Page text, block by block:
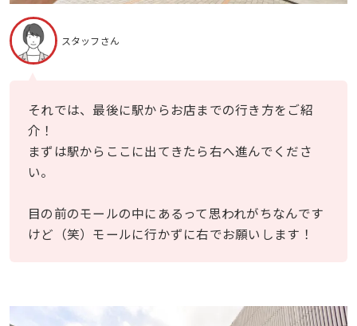
スタッフさん
それでは、最後に駅からお店までの行き方をご紹
介！
まずは駅からここに出てきたら右へ進んでくださ
い。
目の前のモールの中にあるって思われがちなんです
けど（笑）モールに行かずに右でお願いします！